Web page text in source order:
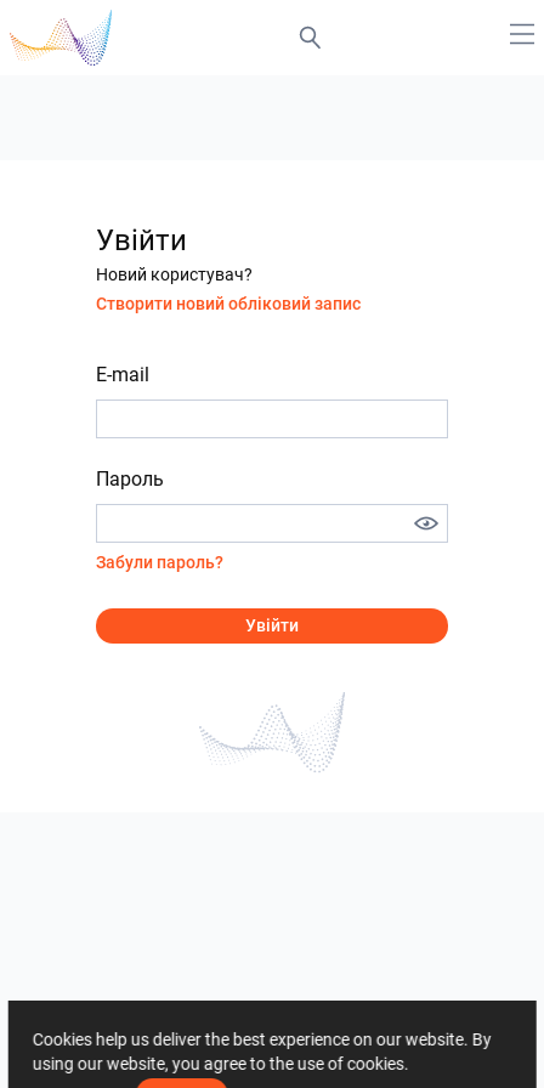
Увійти
Новий користувач?
Створити новий обліковий запис
E-mail
Пароль
Забули пароль?
Увійти
Cookies help us deliver the best experience on our website. By
using our website, you agree to the use of cookies.